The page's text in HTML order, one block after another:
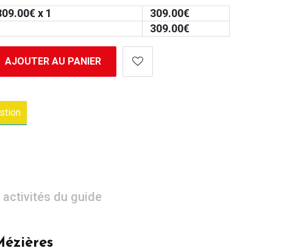
€ x 1 309.00€
309.00€
AJOUTER AU PANIER
activités du guide